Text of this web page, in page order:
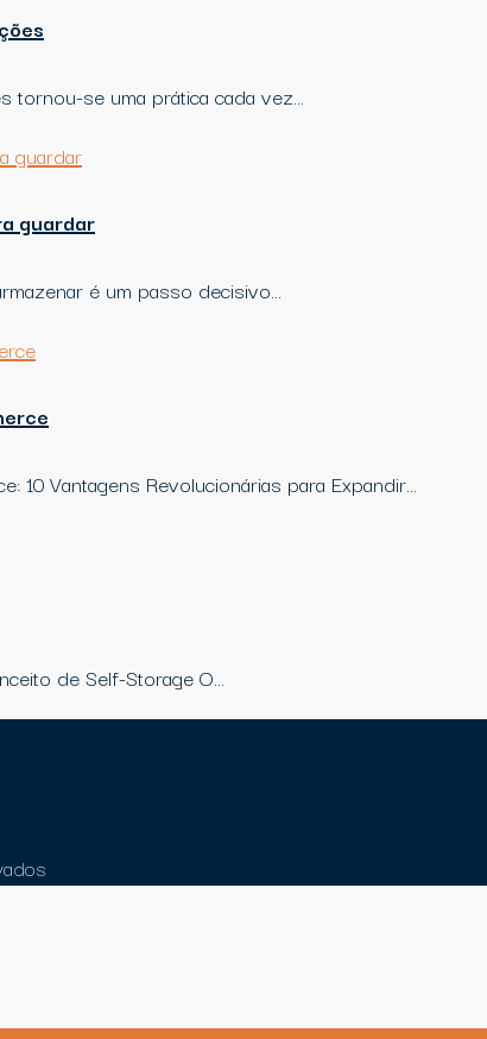
tornou-se uma prática cada vez…
guardar
é um passo decisivo…
10 Vantagens Revolucionárias para Expandir…
de Self-Storage O…